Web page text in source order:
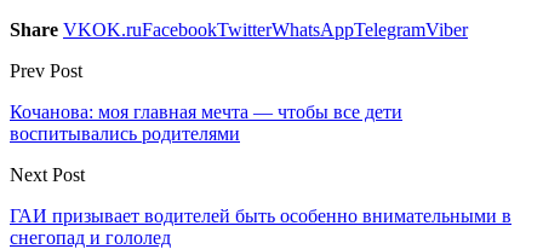
Share VKOK.ruFacebookTwitterWhatsAppTelegramViber
Prev Post
Кочанова: моя главная мечта — чтобы все дети
воспитывались родителями
Next Post
ГАИ призывает водителей быть особенно внимательными в
снегопад и гололед